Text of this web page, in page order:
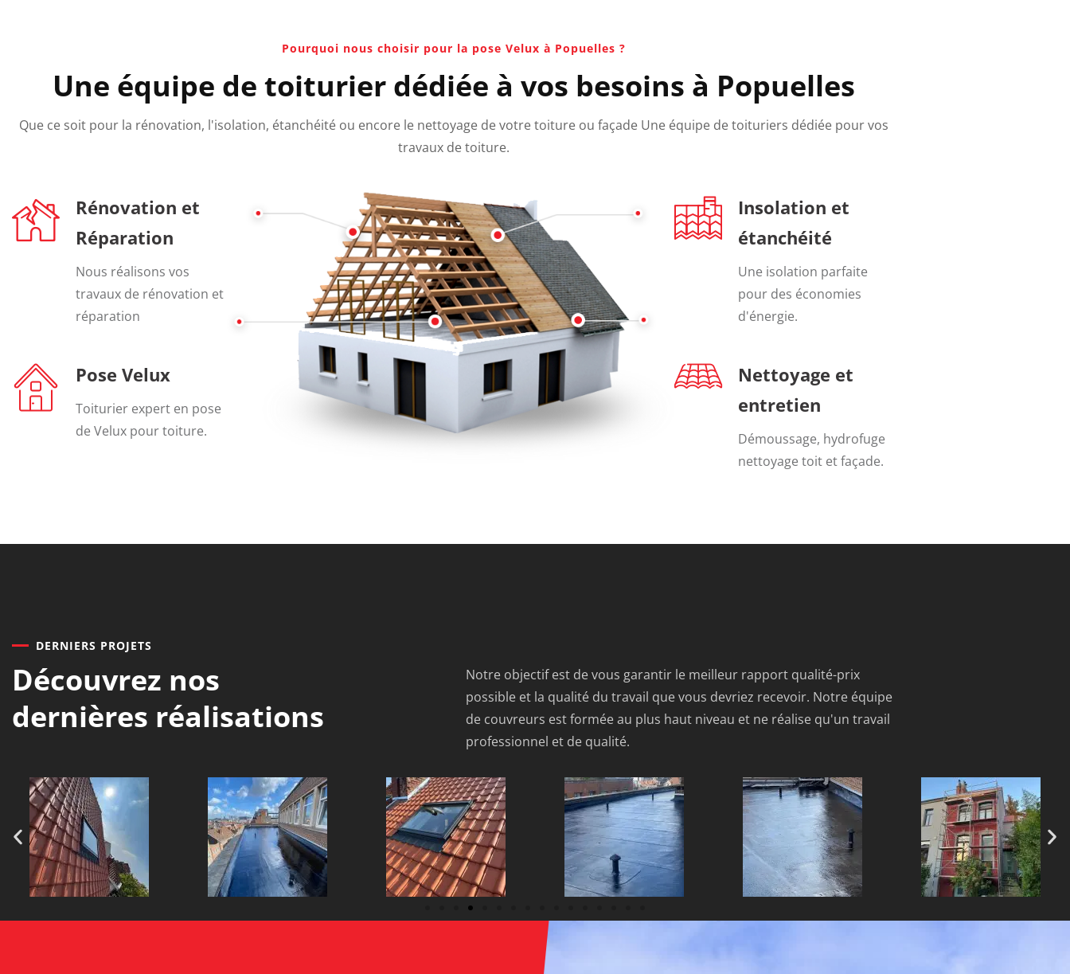
Pourquoi nous choisir pour la pose Velux à Popuelles ?
Une équipe de toiturier dédiée à vos besoins à Popuelles
Que ce soit pour la rénovation, l'isolation, étanchéité ou encore le nettoyage de votre toiture ou façade Une équipe de toituriers dédiée pour vos
travaux de toiture.
Rénovation et
Réparation
Nous réalisons vos
travaux de rénovation et
réparation
Pose Velux
Toiturier expert en pose
de Velux pour toiture.
Insolation et
étanchéité
Une isolation parfaite
pour des économies
d'énergie.
Nettoyage et
entretien
Démoussage, hydrofuge
nettoyage toit et façade.
DERNIERS PROJETS
Découvrez nos
dernières réalisations
Notre objectif est de vous garantir le meilleur rapport qualité-prix
possible et la qualité du travail que vous devriez recevoir. Notre équipe
de couvreurs est formée au plus haut niveau et ne réalise qu'un travail
professionnel et de qualité.